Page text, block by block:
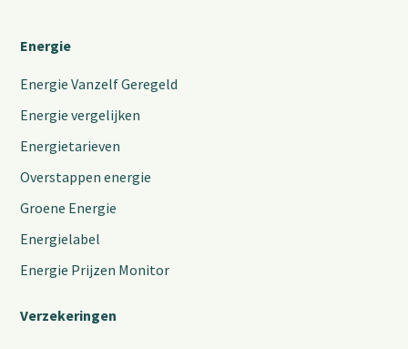
Energie
Energie Vanzelf Geregeld
Energie vergelijken
Energietarieven
Overstappen energie
Groene Energie
Energielabel
Energie Prijzen Monitor
Verzekeringen